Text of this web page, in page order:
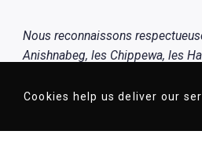
Nous reconnaissons
Anishnabeg, les Chippewa, les
Cookies help us deliver our